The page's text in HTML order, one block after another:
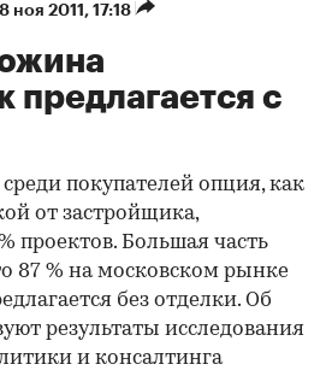
ноя 2011, 17:18
предлагается с
покупателей опция, как
от застройщика,
проектов. Большая часть
87 % на московском рынке
без отделки. Об
результаты исследования
и консалтинга